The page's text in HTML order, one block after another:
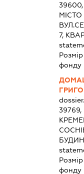
7,
фонду
фонду